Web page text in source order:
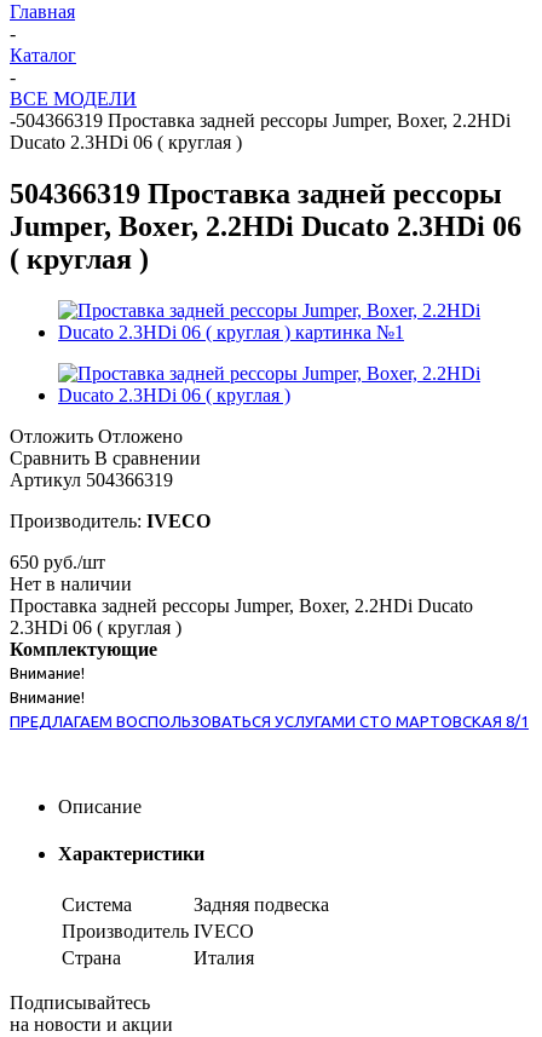
Главная
-
Каталог
-
ВСЕ МОДЕЛИ
-504366319 Проставка задней рессоры Jumper, Boxer, 2.2HDi
Ducato 2.3HDi 06 ( круглая )
504366319 Проставка задней рессоры
Jumper, Boxer, 2.2HDi Ducato 2.3HDi 06
( круглая )
Отложить Отложено
Сравнить В сравнении
Артикул 504366319
Производитель: IVECO
650 руб./шт
Нет в наличии
Проставка задней рессоры Jumper, Boxer, 2.2HDi Ducato
2.3HDi 06 ( круглая )
Комплектующие
Внимание!
Внимание!
ПРЕДЛАГАЕМ ВОСПОЛЬЗОВАТЬСЯ УСЛУГАМИ СТО МАРТОВСКАЯ 8/1
Описание
Характеристики
Система
Задняя подвеска
Производитель IVECO
Страна
Италия
Подписывайтесь
на новости и акции